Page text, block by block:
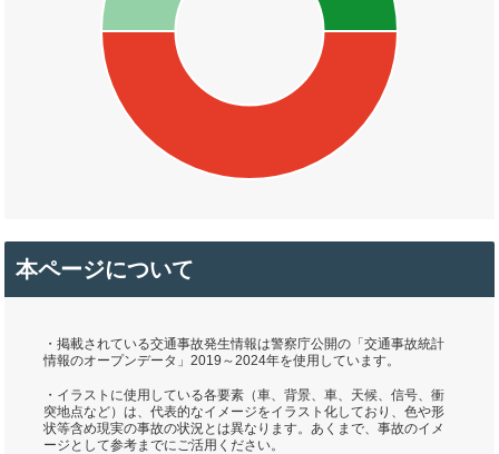
本ページについて
・掲載されている交通事故発生情報は警察庁公開の「交通事故統計
情報のオープンデータ」2019～2024年を使用しています。
・イラストに使用している各要素（車、背景、車、天候、信号、衝
突地点など）は、代表的なイメージをイラスト化しており、色や形
状等含め現実の事故の状況とは異なります。あくまで、事故のイメ
ージとして参考までにご活用ください。